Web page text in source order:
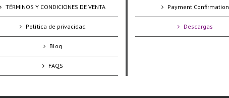
TÉRMINOS Y CONDICIONES DE VENTA
Política de privacidad
Blog
FAQS
Payment Confirmation
Descargas